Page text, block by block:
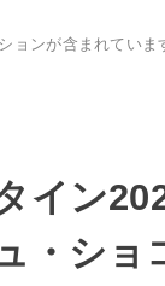
ョンが含まれていま
イン
・ショ